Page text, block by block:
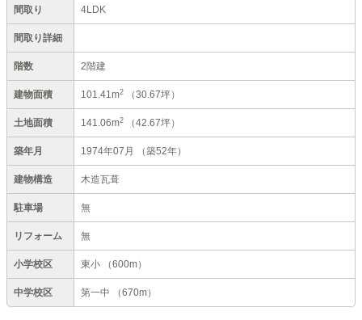
間取り 4LDK
間取り詳細
階数 2階建
建物面積 101.41m2 （30.67坪）
土地面積 141.06m2 （42.67坪）
築年月 1974年07月 （築52年）
建物構造 木造瓦葺
駐車場 無
リフォーム 無
小学校区 東小 （600m）
中学校区 第一中 （670m）